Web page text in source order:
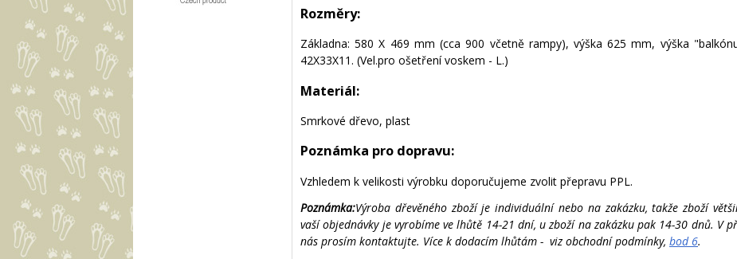
Rozměry:
Základna: 580 X 469 mm (cca 900 včetně rampy), výška 625 mm, výška
42X33X11. (Vel.pro ošetření voskem - L.)
Materiál:
Smrkové dřevo, plast
Poznámka pro dopravu:
Vzhledem k velikosti výrobku doporučujeme zvolit přepravu PPL.
Poznámka:Výroba dřevěného zboží je individuální nebo na zakázku, takže zboží
vaší objednávky je vyrobíme ve lhůtě 14-21 dní, u zboží na zakázku pak 14-30 dnů. V
nás prosím kontaktujte. Více k dodacím lhůtám - viz obchodní podmínky, bod 6.